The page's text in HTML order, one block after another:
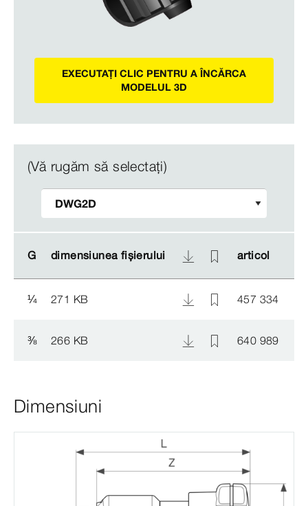
EXECUTAȚI CLIC PENTRU A ÎNCĂRCA
MODELUL 3D
(Vă rugăm să selectați)
G dimensiunea fișierului articol
G dimensiunea fișierului articol
¼ 271 KB 457 334
⅜ 266 KB 640 989
Dimensiuni